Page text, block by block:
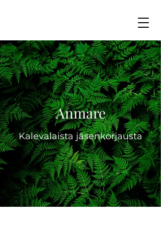
Anmare
Kalevalaista jäsenkorjausta